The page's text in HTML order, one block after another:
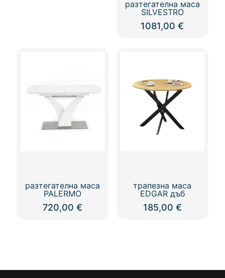
разтегателна маса
SILVESTRO
1081,00€
разтегателна маса
PALERMO
720,00€
трапезна маса
EDGAR дъб
185,00 €